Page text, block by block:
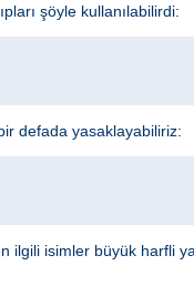
şöyle kullanılabilirdi:
defada yasaklayabiliriz:
isimler büyük harfli